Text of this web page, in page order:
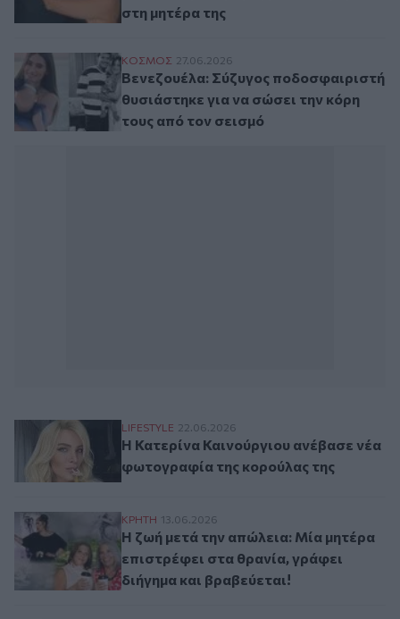
στη μητέρα της
Βενεζουέλα: Σύζυγος ποδοσφαιριστή
ΚΟΣΜΟΣ 27.06.2026
Βενεζουέλα: Σύζυγος ποδοσφαιριστή
θυσιάστηκε για να σώσει την κόρη
τους από τον σεισμό
Η Κατερίνα Καινούργιου ανέβασε νέα
LIFESTYLE 22.06.2026
Η Κατερίνα Καινούργιου ανέβασε νέα
φωτογραφία της κορούλας της
Η ζωή μετά την απώλεια: Μία μητέρα
ΚΡΗΤΗ 13.06.2026
Η ζωή μετά την απώλεια: Μία μητέρα
επιστρέφει στα θρανία, γράφει
διήγημα και βραβεύεται!